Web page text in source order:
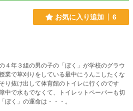
お気に入り追加 6
４年３組の男の子の「ぼく」が学校のグラウ
業で草刈りをしている最中にうんこしたくな
り抜け出して体育館のトイレに行くのです
中で水もでなくて、トイレットペーパーも切
ぼく」の運命は・・・。